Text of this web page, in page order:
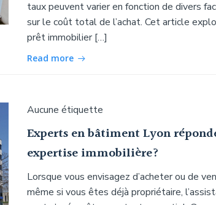
taux peuvent varier en fonction de divers
sur le coût total de l’achat. Cet article
prêt immobilier […]
Read more
Aucune étiquette
Experts en bâtiment Lyon
expertise immobilière?
Lorsque vous envisagez d’acheter ou de
même si vous êtes déjà propriétaire,